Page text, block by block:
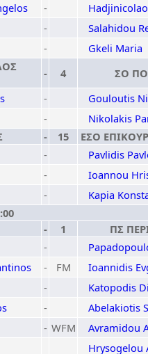
-
-
Salahidou
-
Gkeli Maria
- 4
ΣΟ
-
Gouloutis
-
Nikolakis
- 15
ΕΣΟ
-
Pavlidis
-
Ioannou
-
Kapia
- 1
ΠΣ
-
- FM
Ioannidis
-
Katopodis
-
Abelakiotis
- WFM
Avramidou
Hrysogelou